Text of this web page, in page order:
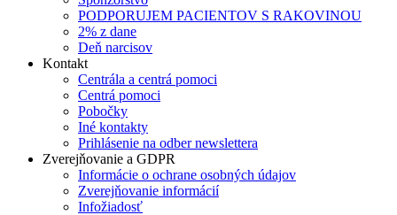
PODPORUJEM PACIENTOV S RAKOVINOU
2% z dane
Deň narcisov
Kontakt
Centrála a centrá pomoci
Centrá pomoci
Pobočky
Iné kontakty
Prihlásenie na odber newslettera
Zverejňovanie a GDPR
Informácie o ochrane osobných údajov
Zverejňovanie informácií
Infožiadosť